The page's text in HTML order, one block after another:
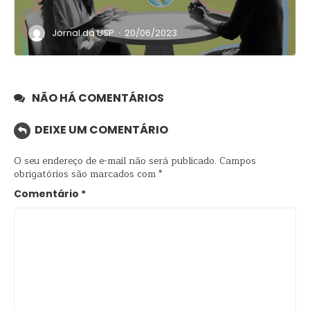
Jornal da USP · 20/06/2023
NÃO HÁ COMENTÁRIOS
DEIXE UM COMENTÁRIO
O seu endereço de e-mail não será publicado. Campos
obrigatórios são marcados com*
Comentário *